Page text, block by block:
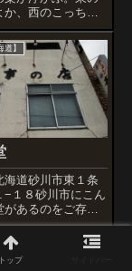
、西のこっちに
片方が 『う月食
うひとつは、また
くとして。大衆食
したのは昭和30
店内も料理もおお
ま...
】
海道砂川市東１条
−１８砂川市にこん
あるのをご存知
国道１２号線沿い
の店の前を毎日何
通過しているはず
ここが混んでいる
トップ